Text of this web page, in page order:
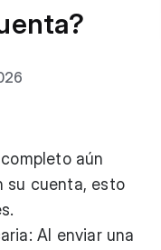
aún
su cuenta, esto
Al enviar una